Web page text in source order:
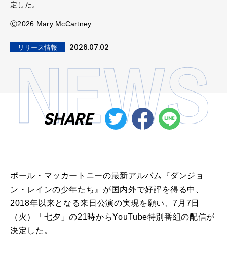
定した。
Ⓒ2026 Mary McCartney
リリース情報 2026.07.02
SHARE
ポール・マッカートニーの最新アルバム『ダンジョ
ン・レインの少年たち』が国内外で好評を得る中、
2018年以来となる来日公演の実現を願い、7月7日
（火）「七夕」の21時からYouTube特別番組の配信が
決定した。